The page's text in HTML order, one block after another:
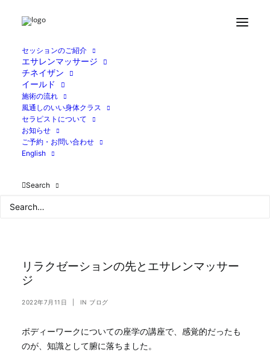
セッションのご紹介
エサレンマッサージ
チネイザン
イールド
施術の流れ
風通しのいい身体クラス
セラピストについて
お知らせ
ご予約・お問い合わせ
English
Search
リラクゼーションの先とエサレンマッサー
ジ
2022年7月11日 IN ブログ
ボディーワークについての座学の講座で、感覚的だったも
のが、知識として腑に落ちました。